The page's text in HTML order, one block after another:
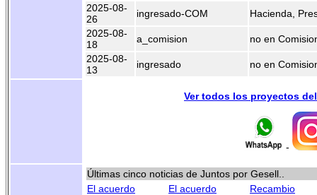
2025-08-
26
ingresado-COM
Hacienda,
2025-08-
18
a_comision
no en
2025-08-
13
ingresado no en
Ver todos los proyectos
-
Últimas cinco noticias de Juntos por Gesell..
El acuerdo
El acuerdo
Recambio